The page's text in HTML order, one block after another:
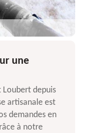
une
Loubert depuis
artisanale est
demandes en
à notre